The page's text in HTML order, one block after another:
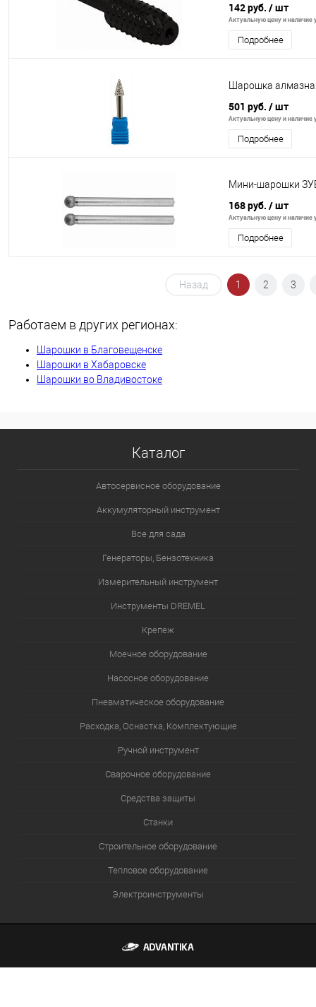
142 руб. / шт
Актуальную цену и наличие
Подробнее
Шарошка
501 руб. / шт
Актуальную цену и наличие
Подробнее
Мини-шарошки
168 руб. / шт
Актуальную цену и наличие
Подробнее
Назад 1 2 3
Работаем в других регионах:
Шарошки в Благовещенске
Шарошки в Хабаровске
Шарошки во Владивостоке
Каталог
Автосервисное оборудование
Аккумуляторный инструмент
Все для сада
Генераторы, Бензотехника
Измерительный инструмент
Инструменты DREMEL
Крепеж
Моечное оборудование
Насосное оборудование
Пневматическое оборудование
Расходка, Оснастка, Комплектующие
Ручной инструмент
Сварочное оборудование
Средства защиты
Станки
Строительное оборудование
Тепловое оборудование
Электроинструменты